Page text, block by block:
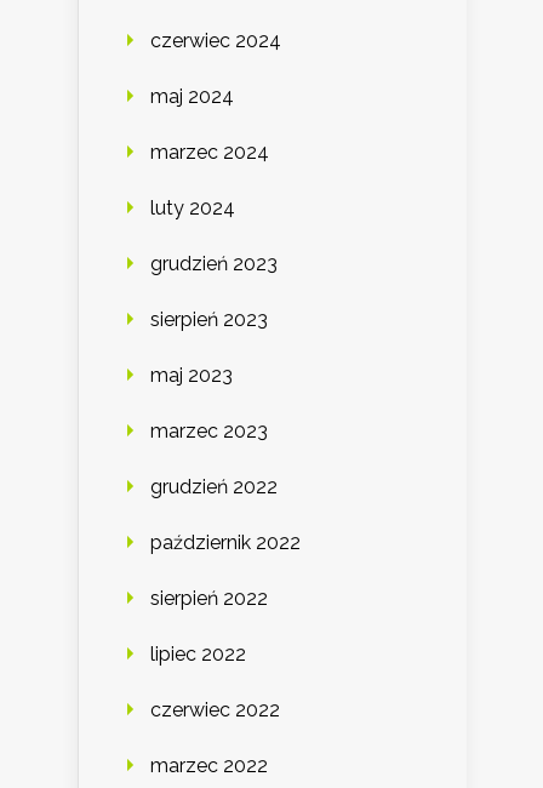
czerwiec 2024
maj 2024
marzec 2024
luty 2024
grudzień 2023
sierpień 2023
maj 2023
marzec 2023
grudzień 2022
październik 2022
sierpień 2022
lipiec 2022
czerwiec 2022
marzec 2022